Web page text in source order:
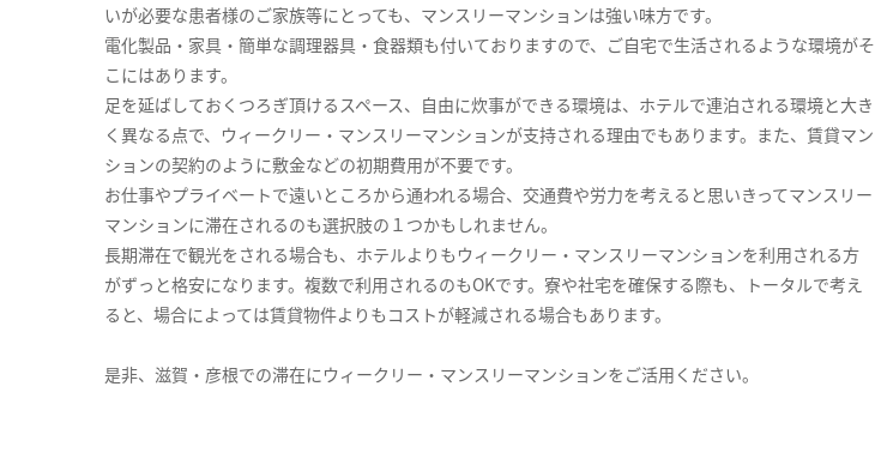
いが必要な患者様のご家族等にとっても、マンスリーマンションは強い味方です。
電化製品・家具・簡単な調理器具・食器類も付いておりますので、ご自宅で生活されるような環境がそ
こにはあります。
足を延ばしておくつろぎ頂けるスペース、自由に炊事ができる環境は、ホテルで連泊される環境と大き
く異なる点で、ウィークリー・マンスリーマンションが支持される理由でもあります。また、賃貸マン
ションの契約のように敷金などの初期費用が不要です。
お仕事やプライベートで遠いところから通われる場合、交通費や労力を考えると思いきってマンスリー
マンションに滞在されるのも選択肢の１つかもしれません。
長期滞在で観光をされる場合も、ホテルよりもウィークリー・マンスリーマンションを利用される方
がずっと格安になります。複数で利用されるのもOKです。寮や社宅を確保する際も、トータルで考え
ると、場合によっては賃貸物件よりもコストが軽減される場合もあります。
是非、滋賀・彦根での滞在にウィークリー・マンスリーマンションをご活用ください。